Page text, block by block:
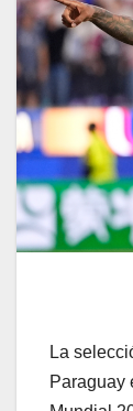
La
Paraguay